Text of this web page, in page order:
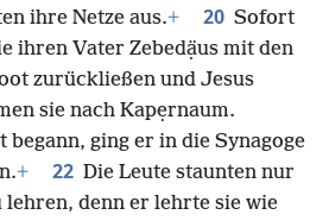
ihre Netze aus.+ 20 Sofort
ihren Vater Zebedạ̈us mit den
zurückließen und Jesus
sie nach Kapẹrnaum.
begann, ging er in die Synagoge
+ 22 Die Leute staunten nur
lehren, denn er lehrte sie wie